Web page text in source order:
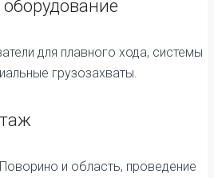
для плавного хода, системы
грузозахваты.
и область, проведение